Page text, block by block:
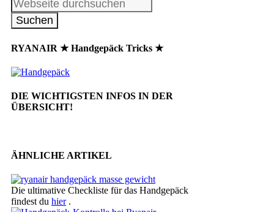
RYANAIR ★ Handgepäck Tricks ★
DIE WICHTIGSTEN INFOS IN DER
ÜBERSICHT!
ÄHNLICHE ARTIKEL
Die ultimative Checkliste für das Handgepäck
findest du hier.